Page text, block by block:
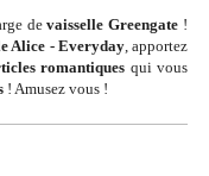
devaisselle Greengate !
Alice - Everyday, apportez
romantiques qui vous
! Amusez vous !